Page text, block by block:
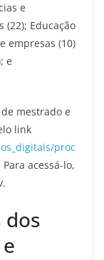
e
(22); Educação
empresas (10)
e
mestrado e
link
proc
Para acessá-lo,
dos